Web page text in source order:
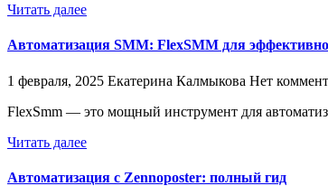
Читать далее
Автоматизация SMM: FlexSMM для
1 февраля, 2025 Екатерина Калмыкова Нет
FlexSmm — это мощный инструмент для
Читать далее
Автоматизация с Zennoposter: полный гид